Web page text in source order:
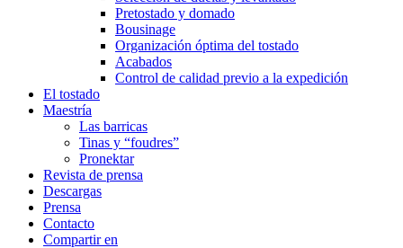
Pretostado y domado
Bousinage
Organización óptima del tostado
Acabados
Control de calidad previo a la expedición
El tostado
Maestría
Las barricas
Tinas y “foudres”
Pronektar
Revista de prensa
Descargas
Prensa
Contacto
Compartir en